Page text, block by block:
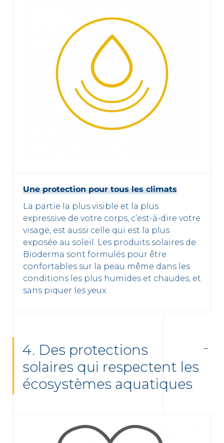
Une protection pour tous les climats
La partie la plus visible et la plus
expressive de votre corps, c’est-à-dire votre
visage, est aussi celle qui est la plus
exposée au soleil. Les produits solaires de
Bioderma sont formulés pour être
confortables sur la peau même dans les
conditions les plus humides et chaudes, et
sans piquer les yeux.
4. Des protections
solaires qui respectent les
écosystèmes aquatiques